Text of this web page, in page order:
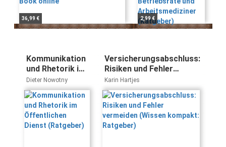
36,99 € 2,99 €
Kommunikation
und Rhetorik im
Öffentlichen
Dienst
(Ratgeber)
Dieter Nowotny
Versicherungsabschluss:
Risiken und Fehler
vermeiden (Wissen
kompakt: Ratgeber)
Karin Hartjes